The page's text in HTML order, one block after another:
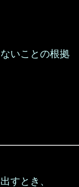
いことの根拠
すとき、